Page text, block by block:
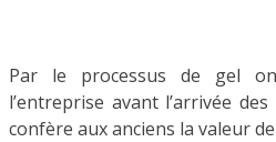
Par le processus de gel
l’entreprise avant l’arrivée
confère aux anciens la valeur